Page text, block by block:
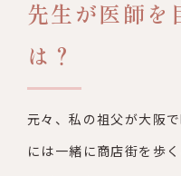
先生が医師を
は？
元々、私の祖父が大阪
には一緒に商店街を歩